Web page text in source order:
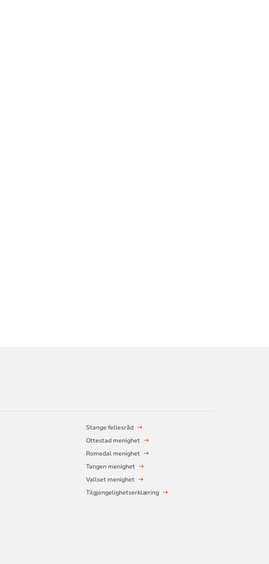
Stange fellesråd
Ottestad menighet
Romedal menighet
Tangen menighet
Vallset menighet
Tilgjengelighetserklæring